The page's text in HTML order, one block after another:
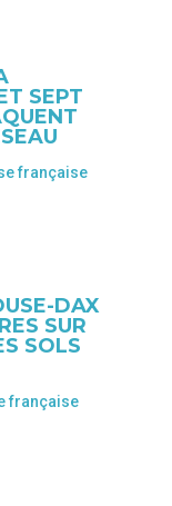
SEPT
française
DAX
SUR
SOLS
française